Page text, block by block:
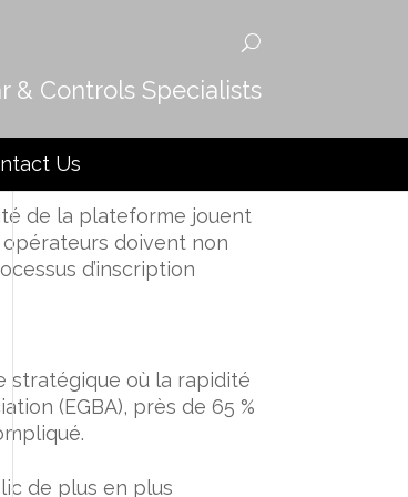
& Controls Specialists
Us
de la plateforme jouent
doivent non
d’inscription
stratégique où la rapidité
(EGBA), près de 65 %
de plus en plus